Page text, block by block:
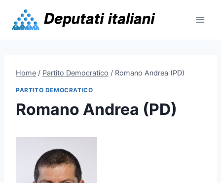
content
Home / Partito Democratico / Romano Andrea (PD)
PARTITO DEMOCRATICO
Romano Andrea (PD)